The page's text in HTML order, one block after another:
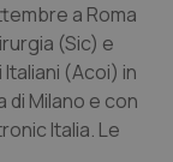
a Roma
(Sic) e
(Acoi) in
di Milano e con
Italia. Le